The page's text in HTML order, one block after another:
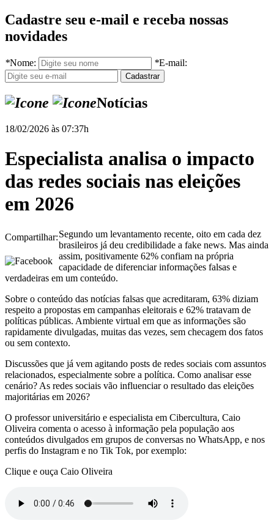
Cadastre seu e-mail e receba nossas
novidades
*Nome: *E-mail:
Notícias
18/02/2026 às 07:37h
Especialista analisa o impacto
das redes sociais nas eleições
em 2026
Compartilhar:Segundo um levantamento recente, oito em cada dez
brasileiros já deu credibilidade a fake news. Mas ainda
assim, positivamente 62% confiam na própria
capacidade de diferenciar informações falsas e
verdadeiras em um conteúdo.
Sobre o conteúdo das notícias falsas que acreditaram, 63% diziam
respeito a propostas em campanhas eleitorais e 62% tratavam de
políticas públicas. Ambiente virtual em que as informações são
rapidamente divulgadas, muitas das vezes, sem checagem dos fatos
ou sem contexto.
Discussões que já vem agitando posts de redes sociais com assuntos
relacionados, especialmente sobre a política. Como analisar esse
cenário? As redes sociais vão influenciar o resultado das eleições
majoritárias em 2026?
O professor universitário e especialista em Cibercultura, Caio
Oliveira comenta o acesso à informação pela população aos
conteúdos divulgados em grupos de conversas no WhatsApp, e nos
perfis do Instagram e no Tik Tok, por exemplo:
Clique e ouça Caio Oliveira